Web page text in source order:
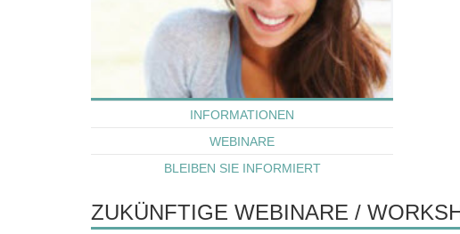
INFORMATIONEN
WEBINARE
BLEIBEN SIE INFORMIERT
ZUKÜNFTIGE WEBINARE /